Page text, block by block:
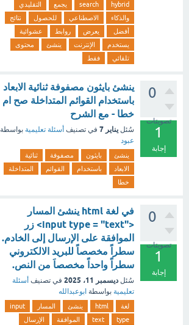
hybrid
search يجمع
التقليدي
والذكاء
الاصطناعي للحصول
نتائج
أفضل
يعرض روابط
عشوائية
يستخدم
الإنترنت ينشئ
محتوى
تلقائي
فقط
0
تصويتات
1
إجابة
ينشئ بايثون مصفوفة ثنائية الابعاد
باستخدام القوائم المتداخلة صح ام
خطا - مع الشرح
سُئل يناير 7 في تصنيف أسئلة تعليمية بواسطة
عبود
ينشئ بايثون مصفوفة
ثنائية
الابعاد
باستخدام القوائم
المتداخلة
خطا
0
تصويتات
1
إجابة
في لغة html ينشئ المسار
<"input type = "text> زر
الموافقة على الإرسال إلى الخادم.
سطراً مخصصاً للبريد الالكتروني
سطراً واحداً مخصصاَ من النص.
سُئل ديسمبر 11، 2025 في تصنيف أسئلة
تعليمية بواسطة ابوعبدالله
لغة html ينشئ المسار
input
type
text الموافقة
الإرسال